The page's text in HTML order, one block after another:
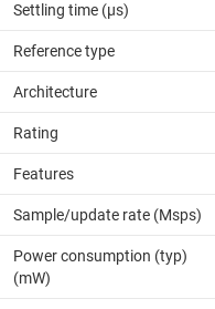
Settling time (µs)
Reference type
Architecture
Rating
Features
Sample/update rate (Msps)
Power consumption (typ)
(mW)